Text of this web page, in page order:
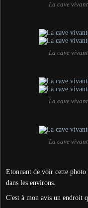
La cave
La cave
La cave
La cave
Etonnant de voir cette photo
dans les environs.
C'est à mon avis un endroit